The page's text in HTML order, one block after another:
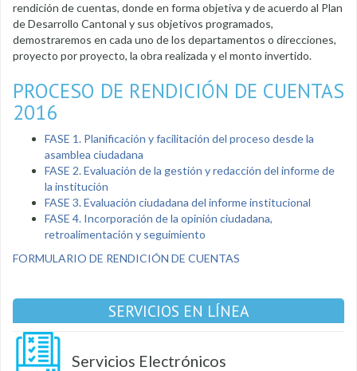
rendición de cuentas, donde en forma objetiva y de acuerdo al Plan
de Desarrollo Cantonal y sus objetivos programados,
demostraremos en cada uno de los departamentos o direcciones,
proyecto por proyecto, la obra realizada y el monto invertido.
PROCESO DE RENDICIÓN DE CUENTAS
2016
FASE 1. Planificación y facilitación del proceso desde la
asamblea ciudadana
FASE 2. Evaluación de la gestión y redacción del informe de
la institución
FASE 3. Evaluación ciudadana del informe institucional
FASE 4. Incorporación de la opinión ciudadana,
retroalimentación y seguimiento
FORMULARIO DE RENDICIÓN DE CUENTAS
SERVICIOS EN LÍNEA
Servicios Electrónicos